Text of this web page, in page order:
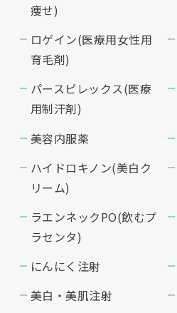
痩せ)
ロゲイン(医療用女性用
育毛剤)
パースピレックス(医療
用制汗剤)
美容内服薬
ハイドロキノン(美白ク
リーム)
ラエンネックPO(飲むプ
ラセンタ)
にんにく注射
美白・美肌注射